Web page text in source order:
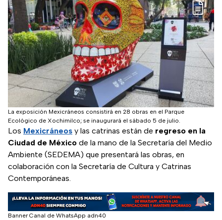
La exposición Mexicráneos consistirá en 28 obras en el Parque
Ecológico de Xochimilco; se inaugurará el sábado 5 de julio.
Los Mexicráneos y las catrinas están de regreso en la
Ciudad de México de la mano de la Secretaría del Medio
Ambiente (SEDEMA) que presentará las obras, en
colaboración con la Secretaría de Cultura y Catrinas
Contemporáneas.
Banner Canal de WhatsApp adn40